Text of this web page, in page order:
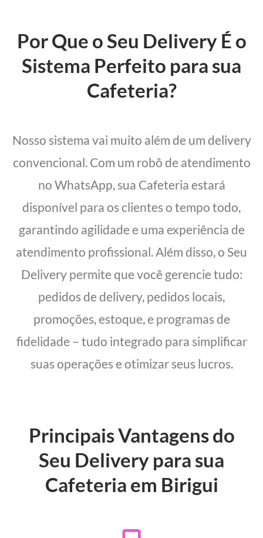
Por Que o Seu Delivery É o
Sistema Perfeito para sua
Cafeteria?
Nosso sistema vai muito além de um delivery
convencional. Com um robô de atendimento
no WhatsApp, sua Cafeteria estará
disponível para os clientes o tempo todo,
garantindo agilidade e uma experiência de
atendimento profissional. Além disso, o Seu
Delivery permite que você gerencie tudo:
pedidos de delivery, pedidos locais,
promoções, estoque, e programas de
fidelidade – tudo integrado para simplificar
suas operações e otimizar seus lucros.
Principais Vantagens do
Seu Delivery para sua
Cafeteria em Birigui